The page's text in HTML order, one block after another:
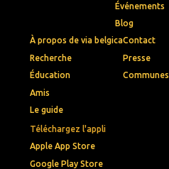
Téléchargez l'appli
Apple App Store
Google Play Store
Événements
Blog
À propos de via belgica
Recherche
Éducation
Amis
Le guide
Contact
Presse
Communes